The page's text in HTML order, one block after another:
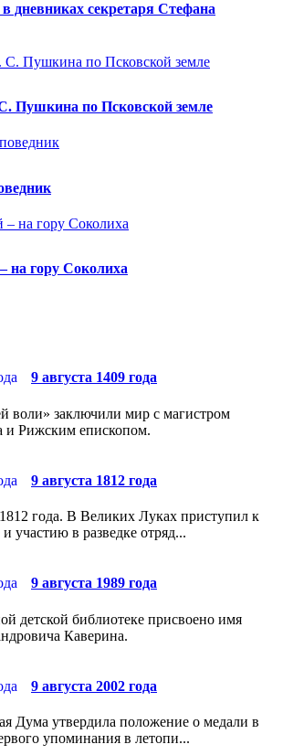
дневниках секретаря Стефана
Пушкина по Псковской земле
на гору Соколиха
9 августа 1409 года
воли» заключили мир с магистром
и Рижским епископом.
9 августа 1812 года
года. В Великих Луках приступил к
участию в разведке отряд...
9 августа 1989 года
детской библиотеке присвоено имя
Каверина.
9 августа 2002 года
Дума утвердила положение о медали в
упоминания в летопи...